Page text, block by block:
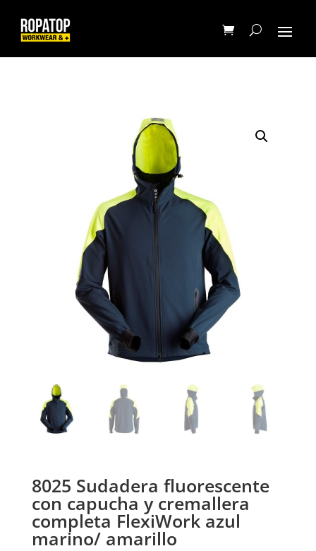
8025 Sudadera fluorescente
con capucha y cremallera
completa FlexiWork azul
marino/ amarillo